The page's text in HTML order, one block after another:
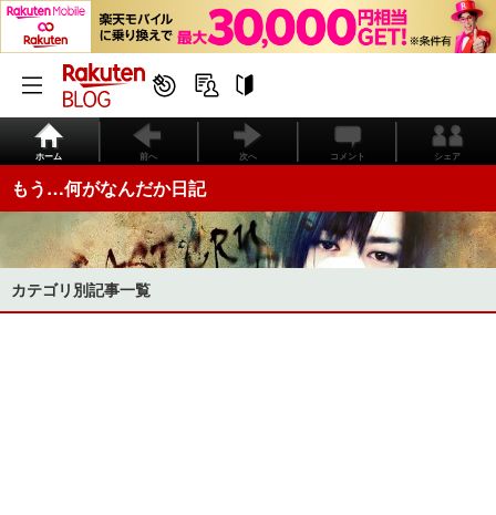
ホーム 前へ 次へ コメント シェア
もう…何がなんだか日記
カテゴリ別記事一覧